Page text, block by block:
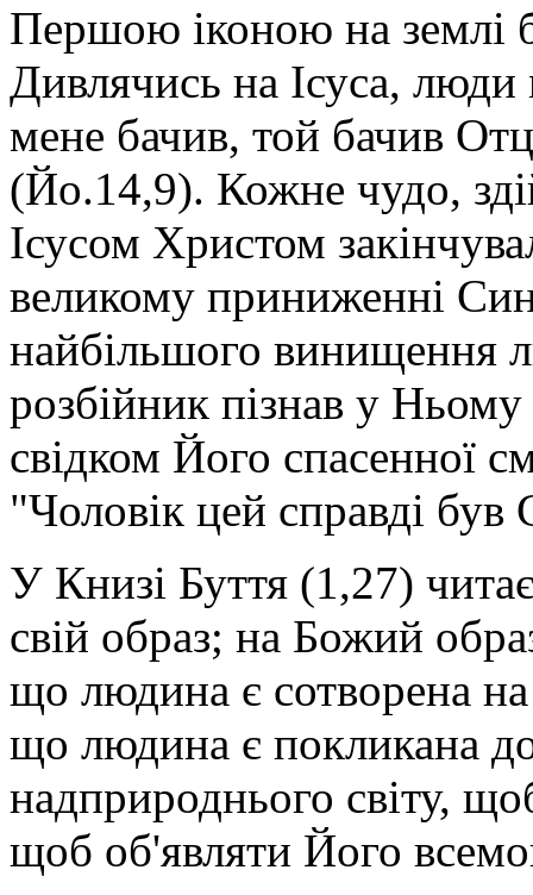
Першою іконою на землі
Дивлячись на Ісуса,
мене бачив, той бачив
(Йо.14,9). Кожне чудо,
Ісусом Христом
великому приниженні
найбільшого винищення
розбійник пізнав у
свідком Його спасенної
"Чоловік цей справді
У Книзі Буття (1,27)
свій образ; на Божий
що людина є сотворена
що людина є покликана
надприроднього світу,
щоб об'являти Його